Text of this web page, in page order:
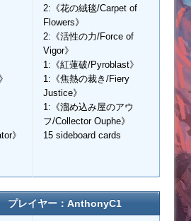
》
2:《花の絨毯/Carpet of
Flowers》
2:《活性の力/Force of
Vigor》
1:《紅蓮破/Pyroblast》
1:《焦熱の裁き/Fiery
Justice》
1:《溜め込み屋のアウ
フ/Collector Ouphe》
15 sideboard cards
プレイヤー：AnthonyC1